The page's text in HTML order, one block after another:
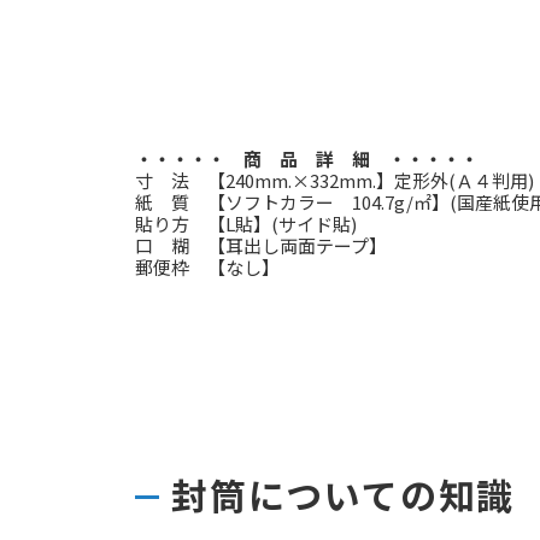
・・・・・ 商 品 詳 細 ・・・・・
寸 法 【240mm.×332mm.】定形外(Ａ４判用)
紙 質 【ソフトカラー 104.7g/㎡】(国産紙使
貼り方 【L貼】(サイド貼)
口 糊 【耳出し両面テープ】
郵便枠 【なし】
封筒についての知識